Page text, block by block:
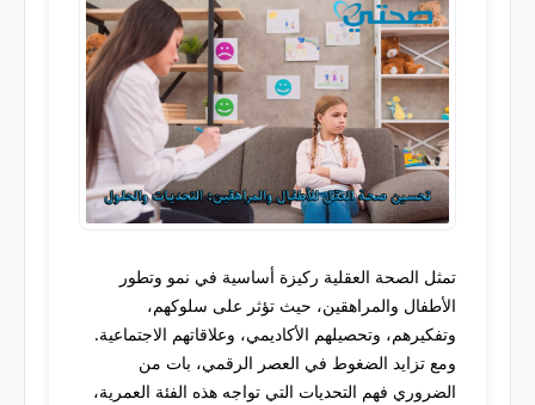
تمثل الصحة العقلية ركيزة أساسية في نمو وتطور
الأطفال والمراهقين، حيث تؤثر على سلوكهم،
وتفكيرهم، وتحصيلهم الأكاديمي، وعلاقاتهم الاجتماعية.
ومع تزايد الضغوط في العصر الرقمي، بات من
الضروري فهم التحديات التي تواجه هذه الفئة العمرية،